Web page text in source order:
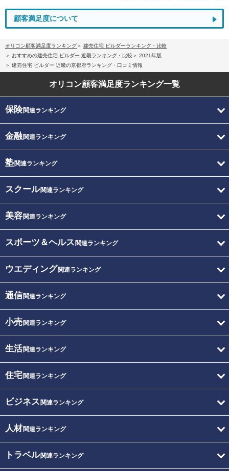
顧客満足度について
オリコン顧客満足度ランキング
建売住宅 ビルダーランキング・比較
おすすめの建売住宅 ビルダー 近畿ランキング・比較
2021年版
建売住宅 ビルダー 近畿の京都府ランキング・口コミ情報
オリコン顧客満足度ランキング一覧
保険関連ランキング
金融関連ランキング
塾関連ランキング
スクール関連ランキング
美容関連ランキング
スポーツ＆ヘルス 関連ランキング
ウエディング関連ランキング
通信関連ランキング
小売関連ランキング
生活関連ランキング
住宅関連ランキング
ビジネス 関連ランキング
人材関連ランキング
トラベル関連ランキング